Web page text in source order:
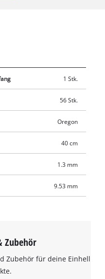
1 Stk.
56 Stk.
Oregon
40 cm
1.3 mm
9.53 mm
Zubehör
Zubehör für deine Einhell